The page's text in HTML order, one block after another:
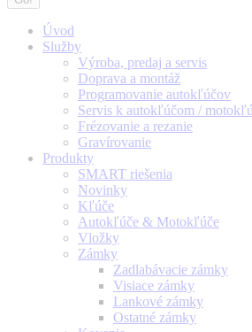
Úvod
Služby
Výroba, predaj a servis
Doprava a montáž
Programovanie autokľúčov
Servis k autokľúčom /
Frézovanie a rezanie
Gravírovanie
Produkty
SMART riešenia
Novinky
Kľúče
Autokľúče & Motokľúče
Vložky
Zámky
Zadlabávacie zámky
Visiace zámky
Lankové zámky
Ostatné zámky